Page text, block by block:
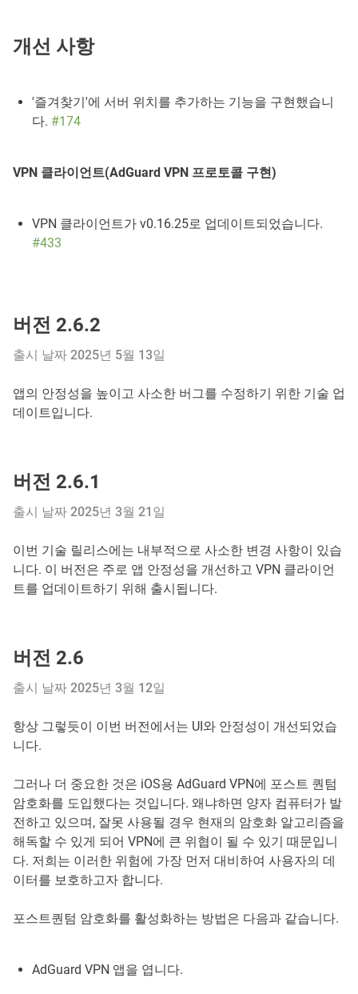
개선 사항
'즐겨찾기'에 서버 위치를 추가하는 기능을 구현했습니
다. #174
VPN 클라이언트(AdGuard VPN 프로토콜 구현)
VPN 클라이언트가 v0.16.25로 업데이트되었습니다.
#433
버전 2.6.2
출시 날짜 2025년 5월 13일
앱의 안정성을 높이고 사소한 버그를 수정하기 위한 기술 업
데이트입니다.
버전 2.6.1
출시 날짜 2025년 3월 21일
이번 기술 릴리스에는 내부적으로 사소한 변경 사항이 있습
니다. 이 버전은 주로 앱 안정성을 개선하고 VPN 클라이언
트를 업데이트하기 위해 출시됩니다.
버전 2.6
출시 날짜 2025년 3월 12일
항상 그렇듯이 이번 버전에서는 UI와 안정성이 개선되었습
니다.
그러나 더 중요한 것은 iOS용 AdGuard VPN에 포스트 퀀텀
암호화를 도입했다는 것입니다. 왜냐하면 양자 컴퓨터가 발
전하고 있으며, 잘못 사용될 경우 현재의 암호화 알고리즘을
해독할 수 있게 되어 VPN에 큰 위협이 될 수 있기 때문입니
다. 저희는 이러한 위험에 가장 먼저 대비하여 사용자의 데
이터를 보호하고자 합니다.
포스트퀀텀 암호화를 활성화하는 방법은 다음과 같습니다.
AdGuard VPN 앱을 엽니다.